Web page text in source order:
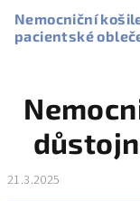
obsah
Nemocniční
pacientské
21.3.2025